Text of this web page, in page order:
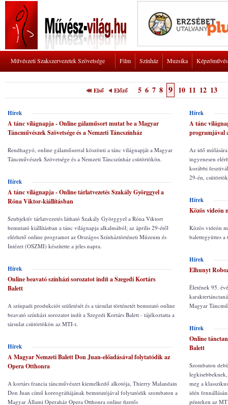
Művészeti Szakszervezetek Szövetsége Film Színház Muzsika
Első Előző 5 6 7 8 9 10 11 12 13
Hírek
A tánc világnapja - Online gálaműsort mutat be a Magyar
Táncművészek Szövetsége és a Nemzeti Táncszínház
Rendhagyó, online gálaműsorral köszönti a tánc világnapját a Magyar
Táncművészek Szövetsége és a Nemzeti Táncszínház csütörtökön.
Hírek
A tánc világnapja - Online tárlatvezetés Szakály Györggyel a
Róna Viktor-kiállításban
Szubjektív tárlatvezetés látható Szakály Györggyel a Róna Viktort
bemutató kiállításban a tánc világnapja alkalmából; az április 29-étől
elérhető online programot az Országos Színháztörténeti Múzeum és
Intézet (OSZMI) készítette a jeles napra.
Hírek
Online beavató színházi sorozatot indít a Szegedi Kortárs
Balett
A színpadi produkciót születését és a társulat történetét bemutató online
beavató színházi sorozatot indít a Szegedi Kortárs Balett - tájékoztatta a
társulat csütörtökön az MTI-t.
Hírek
A Magyar Nemzeti Balett Don Juan-előadásával folytatódik az
Opera Otthonra
A kortárs francia táncművészet kiemelkedő alkotója, Thierry Malandain
Don Juan című koreográfiájának bemutatójával folytatódik szombaton a
Magyar Állami Operaház Opera Otthonra online fizetős
Hírek
A tánc
programjával
Az idő
ingyenesen
korábbi
29-én,
Hírek
Közös videón
Közös videón
balettegyüttes
Hírek
Elhunyt
Életének 95.
Magyar
Hírek
Online
Balett
Szombaton
meg a
idén
pénteken az